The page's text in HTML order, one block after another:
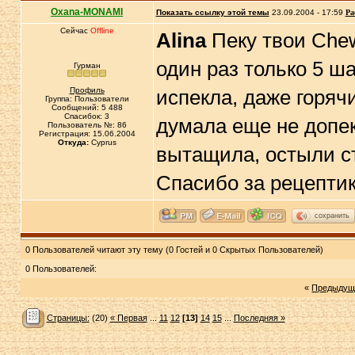
Oxana-MONAMI Показать ссылку этой темы 23.09.2004 - 17:59
Сейчас Offline
Гурман
Профиль
Группа: Пользователи
Сообщений: 5 488
Спасибок: 3
Пользователь №: 86
Регистрация: 15.06.2004
Откуда:Cyprus
AlinaПеку твои
один раз только 5
испекла, даже
думала еще не
вытащила, остыли
Спасибо за
сохранить
0 Пользователей читают эту тему (0 Гостей и 0 Скрытых Пользователей)
0 Пользователей:
«
Страницы:(20)« Первая...11 12 [13] 14 15...Последняя »